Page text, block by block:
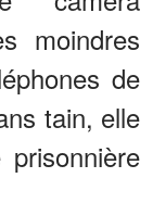
moindres
de
tain, elle